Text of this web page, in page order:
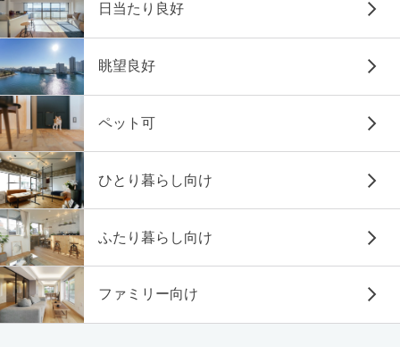
日当たり良好
眺望良好
ペット可
ひとり暮らし向け
ふたり暮らし向け
ファミリー向け